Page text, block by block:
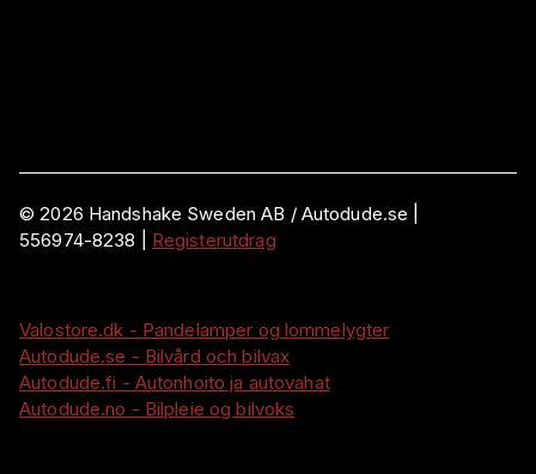
©2026 Handshake Sweden AB / Autodude.se |
556974-8238
Registerutdrag
Valostore.dk - Pandelamper og lommelygter
Autodude.se - Bilvård och bilvax
Autodude.fi - Autonhoito ja autovahat
Autodude.no - Bilpleie og bilvoks